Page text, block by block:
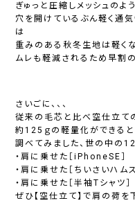
ぎゅっと圧縮しメッシュのよ
穴を開けているぶん軽く通
は
重みのある秋冬生地は軽く
ムレも軽減されるため早割
さいごに、、、
従来の毛芯と比べ空仕立て
約125ｇの軽量化ができる
調べてみました、世の中の
・肩に乗せた［iPhoneSE］
・肩に乗せた［ちいさいハムス
・肩に乗せた［半袖Tシャツ］
ぜひ【空仕立て】で肩の荷